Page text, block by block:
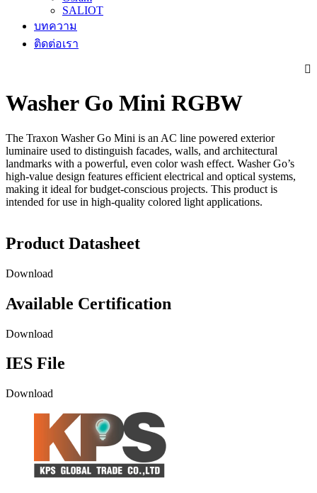
SALIOT
บทความ
ติดต่อเรา
Washer Go Mini RGBW
The Traxon Washer Go Mini is an AC line powered exterior
luminaire used to distinguish facades, walls, and architectural
landmarks with a powerful, even color wash effect. Washer Go’s
high-value design features efficient electrical and optical systems,
making it ideal for budget-conscious projects. This product is
intended for use in high-quality colored light applications.
Product Datasheet
Download
Available Certification
Download
IES File
Download